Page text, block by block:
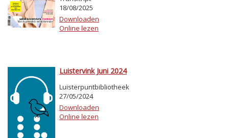
18/08/2025
Downloaden
Online lezen
Luistervink Juni 2024
Luisterpuntbibliotheek
27/05/2024
Downloaden
Online lezen